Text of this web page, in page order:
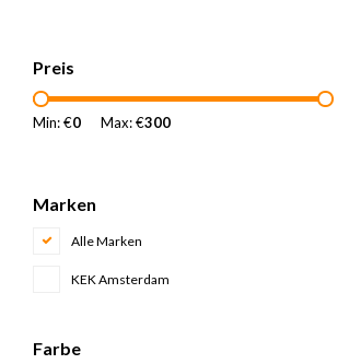
Preis
Min: €0 Max: €300
Marken
Alle Marken
KEK Amsterdam
Farbe